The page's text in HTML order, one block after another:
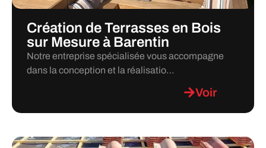
Création de Terrasses en Bois
sur Mesure à Barentin
Notre entreprise spécialisée vous accompagne
dans la conception et la réalisatio…
Voir